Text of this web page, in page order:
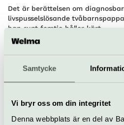
Samtycke
Vi bryr oss om din integritet
Denna webbplats är en del av
Det är berättelsen om
livspusselslösande
han runt femtio håller kärt.
Rival | Södermalm